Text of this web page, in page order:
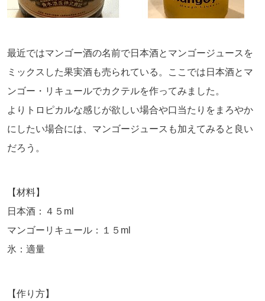
最近ではマンゴー酒の名前で日本酒とマンゴージュースを
ミックスした果実酒も売られている。ここでは日本酒とマ
ンゴー・リキュールでカクテルを作ってみました。
よりトロピカルな感じが欲しい場合や口当たりをまろやか
にしたい場合には、マンゴージュースも加えてみると良い
だろう。
【材料】
日本酒：４５ml
マンゴーリキュール：１５ml
氷：適量
【作り方】